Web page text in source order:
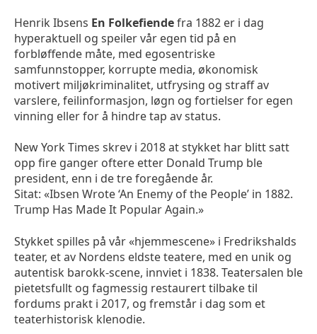
Henrik Ibsens En Folkefiendefra 1882 er i dag
hyperaktuell og speiler vår egen tid på en
forbløffende måte, med egosentriske
samfunnstopper, korrupte media, økonomisk
motivert miljøkriminalitet, utfrysing og straff av
varslere, feilinformasjon, løgn og fortielser for egen
vinning eller for å hindre tap av status.
New York Times skrev i 2018 at stykket har blitt satt
opp fire ganger oftere etter Donald Trump ble
president, enn i de tre foregående år.
Sitat: «Ibsen Wrote ‘An Enemy of the People’ in 1882.
Trump Has Made It Popular Again.»
Stykket spilles på vår «hjemmescene» i Fredrikshalds
teater, et av Nordens eldste teatere, med en unik og
autentisk barokk-scene, innviet i 1838. Teatersalen ble
pietetsfullt og fagmessig restaurert tilbake til
fordums prakt i 2017, og fremstår i dag som et
teaterhistorisk klenodie.